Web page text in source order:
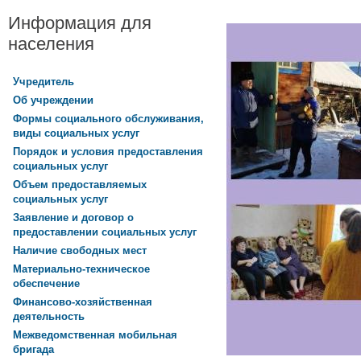
Информация для
населения
Учредитель
Об учреждении
Формы социального обслуживания,
виды социальных услуг
Порядок и условия предоставления
социальных услуг
Объем предоставляемых
социальных услуг
Заявление и договор о
предоставлении социальных услуг
Наличие свободных мест
Материально-техническое
обеспечение
Финансово-хозяйственная
деятельность
Межведомственная мобильная
бригада